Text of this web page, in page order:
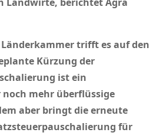
trifft es auf den
Kürzung der
ist ein
noch mehr überflüssige
aber bringt die erneute
für